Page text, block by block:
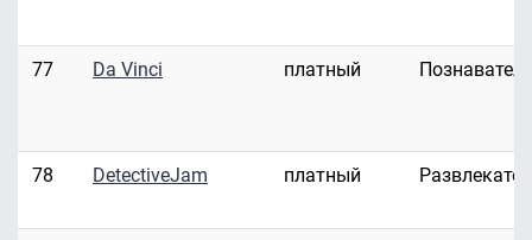
77 Da Vinci платный
78 DetectiveJam платный